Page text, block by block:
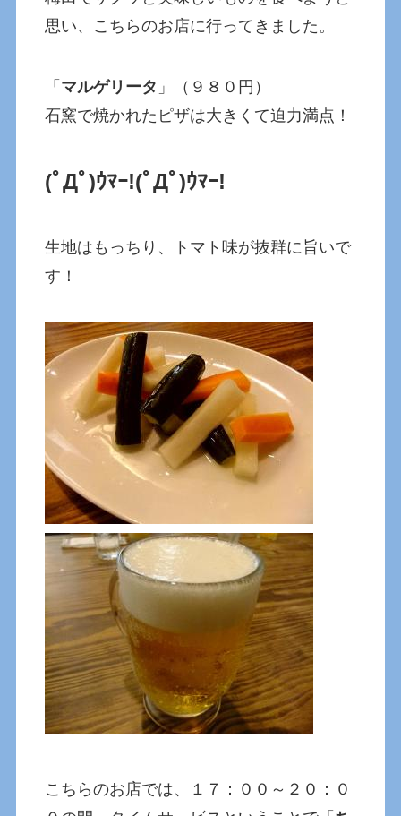
思い、こちらのお店に行ってきました。
「 マルゲリータ 」（９８０円）
石窯で焼かれたピザは大きくて迫力満点！
(ﾟДﾟ)ｳﾏｰ!(ﾟДﾟ)ｳﾏｰ!
生地はもっちり、トマト味が抜群に旨いで
す！
こちらのお店では、１７：００～２０：０